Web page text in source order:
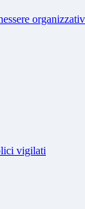
vigilati